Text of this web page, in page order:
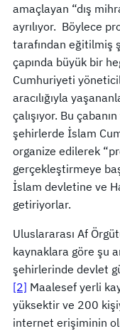
amaçlayan “dış
ayrılıyor. Böylece
tarafından eğitilmiş
çapında büyük bir
Cumhuriyeti
aracılığıyla
çalışıyor. Bu
şehirlerde İslam
organize edilerek
gerçekleştirmeye
İslam devletine ve
getiriyorlar.
Uluslararası Af
kaynaklara göre şu
şehirlerinde devlet
[2] Maalesef yerli
yüksektir ve 200
internet erişiminin